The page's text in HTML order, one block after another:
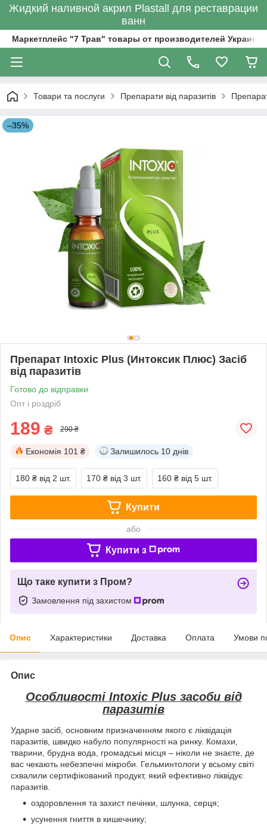
Жидкий наливной акрил Plastall для реставрации
ванн
Маркетплейс "7 Трав" товары от производителей
Товари та послуги Препарати від паразитів
–35%
Препарат Intoxic Plus (Интоксик Плюс) Засіб
від паразитів
Готово до відправки
Опт і роздріб
189 ₴ 290 ₴
Економія 101 ₴ Залишилось 10 днів
180 ₴ від 2 шт. 170 ₴ від 3 шт. 160 ₴ від 5 шт.
Купити
або
Купити з
Що таке купити з Пром?
Замовлення під захистом
Опис Характеристики Доставка Оплата Умови
Опис
Особливості Intoxic Plus засоби від
паразитів
Ударне засіб, основним призначенням якого є ліквідація
паразитів, швидко набуло популярності на ринку. Комахи,
тварини, брудна вода, громадські місця – ніколи не знаєте, де
вас чекають небезпечні мікроби. Гельминтологи у всьому світі
схвалили сертифікований продукт, який ефективно ліквідує
паразитів.
оздоровлення та захист печінки, шлунка, серця;
усунення гниття в кишечнику;